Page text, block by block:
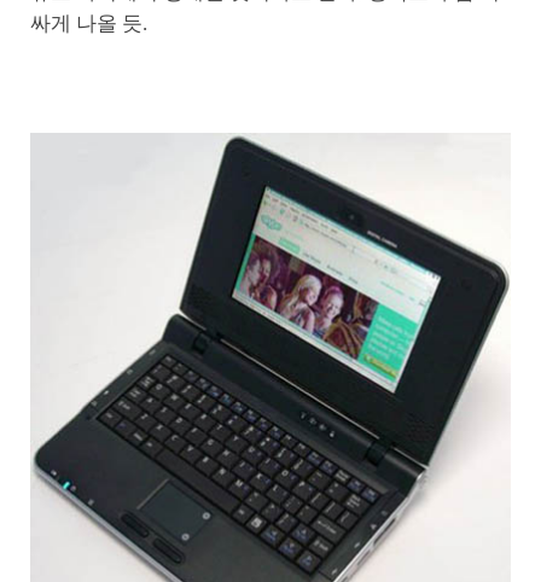
싸게 나올 듯.